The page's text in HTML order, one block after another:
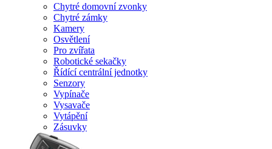
Chytré domovní zvonky
Chytré zámky
Kamery
Osvětlení
Pro zvířata
Robotické sekačky
Řídící centrální jednotky
Senzory
Vypínače
Vysavače
Vytápění
Zásuvky